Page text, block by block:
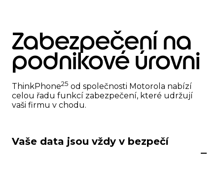
Zabezpečení na
podnikové úrovni
ThinkPhone25 od společnosti Motorola nabízí
celou řadu funkcí zabezpečení, které udržují
vaši firmu v chodu.
Vaše data jsou vždy v bezpečí